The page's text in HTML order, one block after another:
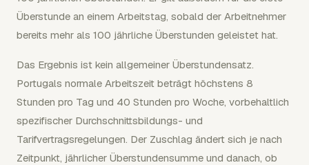
Überstunde an einem Arbeitstag, sobald der Arbeitnehmer
bereits mehr als 100 jährliche Überstunden geleistet hat.
Das Ergebnis ist kein allgemeiner Überstundensatz.
Portugals normale Arbeitszeit beträgt höchstens 8
Stunden pro Tag und 40 Stunden pro Woche, vorbehaltlich
spezifischer Durchschnittsbildungs- und
Tarifvertragsregelungen. Der Zuschlag ändert sich je nach
Zeitpunkt, jährlicher Überstundensumme und danach, ob